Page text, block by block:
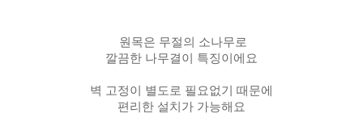
원목은 무절의 소나무로
깔끔한 나무결이 특징이에요
벽 고정이 별도로 필요없기 때문에
편리한 설치가 가능해요